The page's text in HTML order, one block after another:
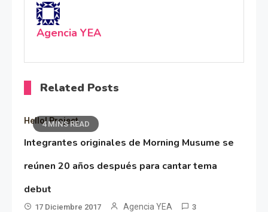
Agencia YEA
Related Posts
4 MINS READ
Hello! Project
Integrantes originales de Morning Musume se
reúnen 20 años después para cantar tema
debut
17 Diciembre 2017 Agencia YEA 3